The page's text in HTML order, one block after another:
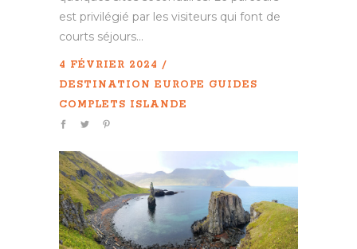
est privilégié par les visiteurs qui font de
courts séjours...
4 FÉVRIER 2024
DESTINATION EUROPE GUIDES
COMPLETS ISLANDE